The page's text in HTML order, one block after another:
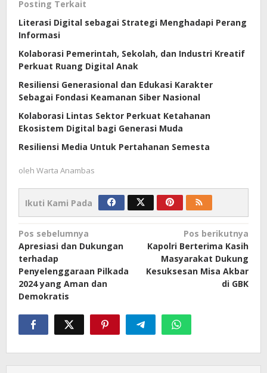
Posting Terkait
Literasi Digital sebagai Strategi Menghadapi Perang
Informasi
Kolaborasi Pemerintah, Sekolah, dan Industri Kreatif
Perkuat Ruang Digital Anak
Resiliensi Generasional dan Edukasi Karakter
Sebagai Fondasi Keamanan Siber Nasional
Kolaborasi Lintas Sektor Perkuat Ketahanan
Ekosistem Digital bagi Generasi Muda
Resiliensi Media Untuk Pertahanan Semesta
oleh Warta Anambas
Ikuti Kami Pada
Navigasi
pos
Pos sebelumnya
Apresiasi dan Dukungan
terhadap
Penyelenggaraan Pilkada
2024 yang Aman dan
Demokratis
Pos berikutnya
Kapolri Berterima Kasih
Masyarakat Dukung
Kesuksesan Misa Akbar
di GBK